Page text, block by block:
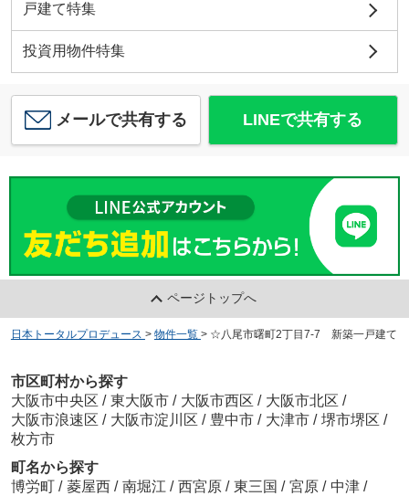
戸建て特集
投資用物件特集
メールで共有する LINEで共有する
ページトップへ
日本トータルプロデュース > 物件一覧 > ☆八尾市曙町2丁目7-7 新築一戸建て
市区町村から探す
大阪市中央区 / 東大阪市 / 大阪市西区 / 大阪市北区 /
大阪市浪速区 / 大阪市淀川区 / 豊中市 / 大津市 / 堺市堺区 /
枚方市
町名から探す
博労町 / 菱屋西 / 南堀江 / 西宮原 / 東三国 / 宮原 / 中津 /